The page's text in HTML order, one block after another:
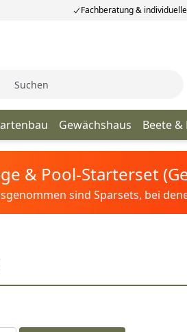
Fachberatung &
Gewächshaus Beete
& Pool-Starterset
sind Sparsets, bei